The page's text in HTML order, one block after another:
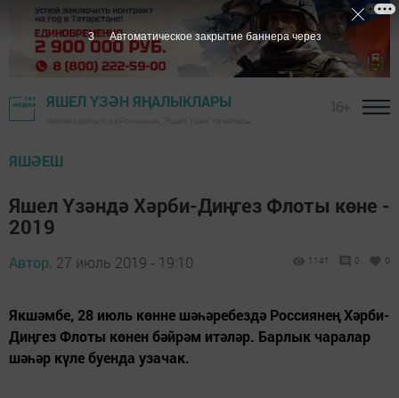
ЯШЕЛ ҮЗӘН ЯҢАЛЫКЛАРЫ
ЯШӘЕШ
Яшел Үзәндә Хәрби-Диңгез Флоты көне -
2019
Автор, 27 июль 2019 - 19:10 1141 0 0
Якшәмбе, 28 июль көнне шәһәребездә Россиянең Хәрби-
Диңгез Флоты көнен бәйрәм итәләр. Барлык чаралар
шәһәр күле буенда узачак.
2 Автоматическое закрытие баннера через